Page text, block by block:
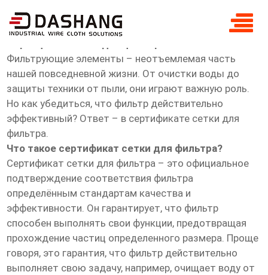
сертификат сетка для фильтра
Фильтрующие элементы – неотъемлемая часть
нашей повседневной жизни. От очистки воды до
защиты техники от пыли, они играют важную роль.
Но как убедиться, что фильтр действительно
эффективный? Ответ – в сертификате сетки для
фильтра.
Что такое сертификат сетки для фильтра?
Сертификат сетки для фильтра – это официальное
подтверждение соответствия фильтра
определённым стандартам качества и
эффективности. Он гарантирует, что фильтр
способен выполнять свои функции, предотвращая
прохождение частиц определенного размера. Проще
говоря, это гарантия, что фильтр действительно
выполняет свою задачу, например, очищает воду от